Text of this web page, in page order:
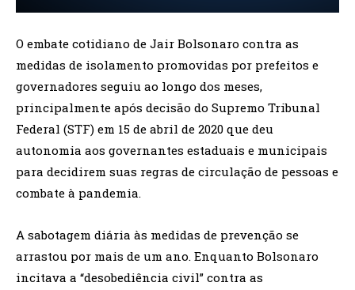
O embate cotidiano de Jair Bolsonaro contra as
medidas de isolamento promovidas por prefeitos e
governadores seguiu ao longo dos meses,
principalmente após decisão do Supremo Tribunal
Federal (STF) em 15 de abril de 2020 que deu
autonomia aos governantes estaduais e municipais
para decidirem suas regras de circulação de pessoas e
combate à pandemia.
A sabotagem diária às medidas de prevenção se
arrastou por mais de um ano. Enquanto Bolsonaro
incitava a “desobediência civil” contra as